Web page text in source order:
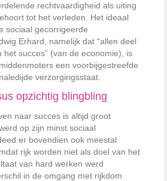
rechtvaardigheid als uiting
tot het verleden. Het ideaal
sociaal gecorrigeerde
Erhard, namelijk dat “allen deel
het succes” (van de economie), is
een voorbijgestreefde
verzorgingsstaat.
opzichtig blingbling
naar succes is altijd groot
op zijn minst sociaal
er bovendien ook meestal
rijk worden niet als doel van het
van hard werken werd
in de omgang met rijkdom